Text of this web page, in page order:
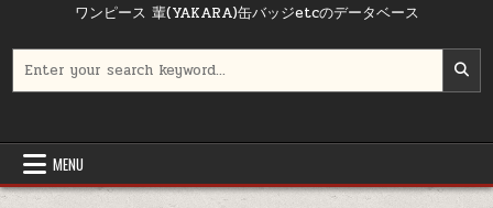
ワンピース 輩(YAKARA)缶バッジetcのデータベース
MENU